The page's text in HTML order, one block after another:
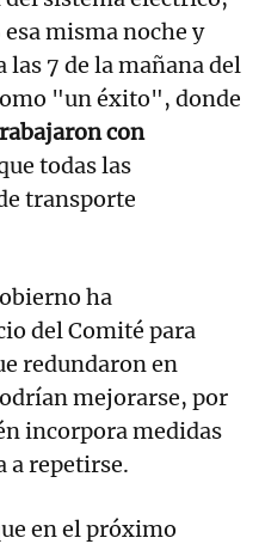
misma noche y
7 de la mañana del
"un éxito", donde
con
todas las
transporte
ha
del Comité para
redundaron en
mejorarse, por
incorpora medidas
a repetirse.
en el próximo